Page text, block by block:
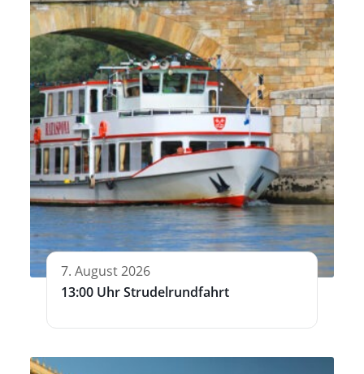
7. August 2026
13:00 Uhr Strudelrundfahrt